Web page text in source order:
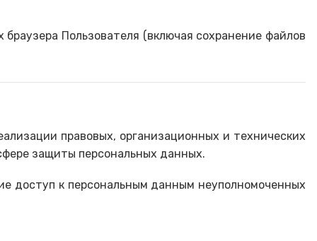
Пользователя (включая сохранение файлов
правовых, организационных и технических
защиты персональных данных.
доступ к персональным данным неуполномоченных